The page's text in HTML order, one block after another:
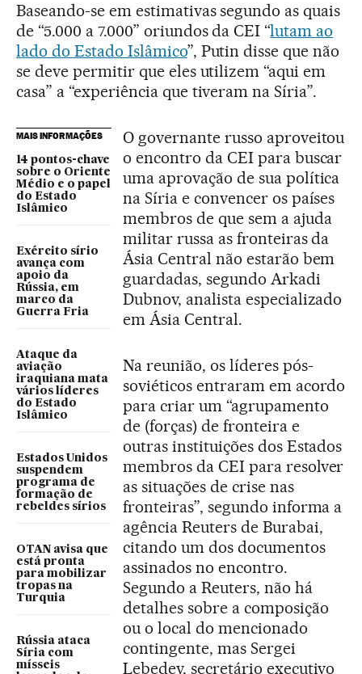
Baseando-se em estimativas segundo as quais
de “5.000 a 7.000” oriundos da CEI “lutam ao
lado do Estado Islâmico”, Putin disse que não
se deve permitir que eles utilizem “aqui em
casa” a “experiência que tiveram na Síria”.
MAIS INFORMAÇÕES
14 pontos-chave
sobre o Oriente
Médio e o papel
do Estado
Islâmico
Exército sírio
avança com
apoio da
Rússia, em
marco da
Guerra Fria
Ataque da
aviação
iraquiana mata
vários líderes
do Estado
Islâmico
Estados Unidos
suspendem
programa de
formação de
rebeldes sírios
OTAN avisa que
está pronta
para mobilizar
tropas na
Turquia
Rússia ataca
Síria com
mísseis
O governante russo aproveitou
o encontro da CEI para buscar
uma aprovação de sua política
na Síria e convencer os países
membros de que sem a ajuda
militar russa as fronteiras da
Ásia Central não estarão bem
guardadas, segundo Arkadi
Dubnov, analista especializado
em Ásia Central.
Na reunião, os líderes pós-
soviéticos entraram em acordo
para criar um “agrupamento
de (forças) de fronteira e
outras instituições dos Estados
membros da CEI para resolver
as situações de crise nas
fronteiras”, segundo informa a
agência Reuters de Burabai,
citando um dos documentos
assinados no encontro.
Segundo a Reuters, não há
detalhes sobre a composição
ou o local do mencionado
contingente, mas Sergei
Lebedev, secretário executivo